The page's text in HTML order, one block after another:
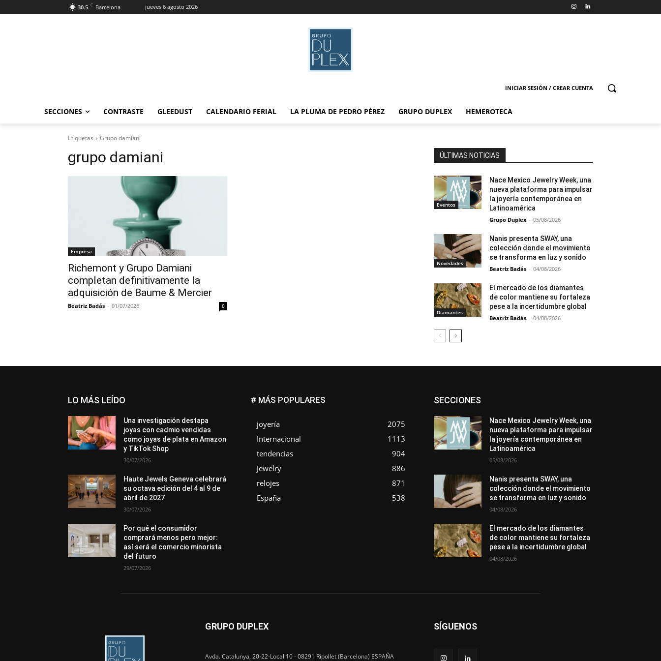
30.5 C Barcelona jueves 6 agosto 2026
INICIAR SESIÓN / CREAR CUENTA
SECCIONES CONTRASTE GLEEDUST CALENDARIO FERIAL LA PLUMA DE PEDRO PÉREZ GRUPO DUPLEX HEMEROTECA
Etiquetas Grupo damiani
grupo damiani
Empresa
Richemont y Grupo Damiani
completan definitivamente la
adquisición de Baume & Mercier
Beatriz Badás - 01/07/2026 0
ÚLTIMAS NOTICIAS
Eventos
Nace Mexico Jewelry Week, una
nueva plataforma para impulsar
la joyería contemporánea en
Latinoamérica
Grupo Duplex - 05/08/2026
Novedades
Nanis presenta SWAY, una
colección donde el movimiento
se transforma en luz y sonido
Beatriz Badás - 04/08/2026
Diamantes
El mercado de los diamantes
de color mantiene su fortaleza
pese a la incertidumbre global
Beatriz Badás - 04/08/2026
LO MÁS LEÍDO
Una investigación destapa
joyas con cadmio vendidas
como joyas de plata en Amazon
y TikTok Shop
30/07/2026
Haute Jewels Geneva celebrará
su octava edición del 4 al 9 de
abril de 2027
30/07/2026
Por qué el consumidor
comprará menos pero mejor:
así será el comercio minorista
del futuro
29/07/2026
# MÁS POPULARES
joyería
2075
Internacional
1113
tendencias
904
Jewelry
886
relojes
871
España
538
SECCIONESAsociaciones
En tendencia
In memoriam
La Pluma de Pedro Pérez
México
Mundo Técnico
Novedades
Opiniones
Perspectiva
Premios
Secciones
Sin categoría
Nace Mexico Jewelry Week, una
nueva plataforma para impulsar
la joyería contemporánea en
Latinoamérica
05/08/2026
Nanis presenta SWAY, una
colección donde el movimiento
se transforma en luz y sonido
04/08/2026
El mercado de los diamantes
de color mantiene su fortaleza
pese a la incertidumbre global
04/08/2026
GRUPO DUPLEX
Avda. Catalunya, 20-22-Local 10 - 08291 Ripollet (Barcelona) ESPAÑA
SÍGUENOS